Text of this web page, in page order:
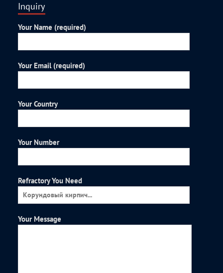
Inquiry
Your Name (required)
Your Email (required)
Your Country
Your Number
Refractory You Need
Your Message